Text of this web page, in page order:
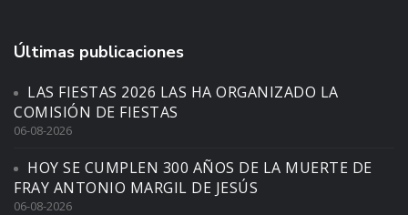
Últimas publicaciones
LAS FIESTAS 2026 LAS HA ORGANIZADO LA
COMISIÓN DE FIESTAS
06-08-2026
HOY SE CUMPLEN 300 AÑOS DE LA MUERTE DE
FRAY ANTONIO MARGIL DE JESÚS
06-08-2026